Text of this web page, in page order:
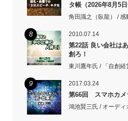
タ帳（2026年8月5日
角田識之（臥龍） / 感
8 2010.07.14
第22話 良い会社は
創ろ！
東川鷹年氏 / 「自創経
9 2017.03.24
第66回 スマホカメ
鴻池賢三氏 / オーデ